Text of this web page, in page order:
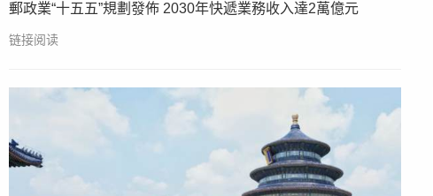
郵政業“十五五”規劃發佈 2030年快遞業務收入達2萬億元
链接阅读